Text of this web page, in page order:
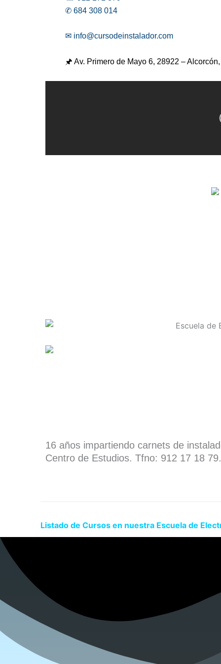
✆ 684 308 014
✉ info@cursodeinstalador.com
🖈 Av. Primero de Mayo 6, 28922 –
16 años impartiendo carnets de
Centro de Estudios. Tfno: 912 17 18 79.
Listado de Cursos en nuestra Escuela de